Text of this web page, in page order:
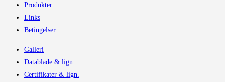
Produkter
Links
Betingelser
Galleri
Datablade & lign.
Certifikater & lign.